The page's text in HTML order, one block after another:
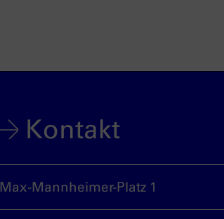
Kontakt
Max-Mannheimer-Platz 1